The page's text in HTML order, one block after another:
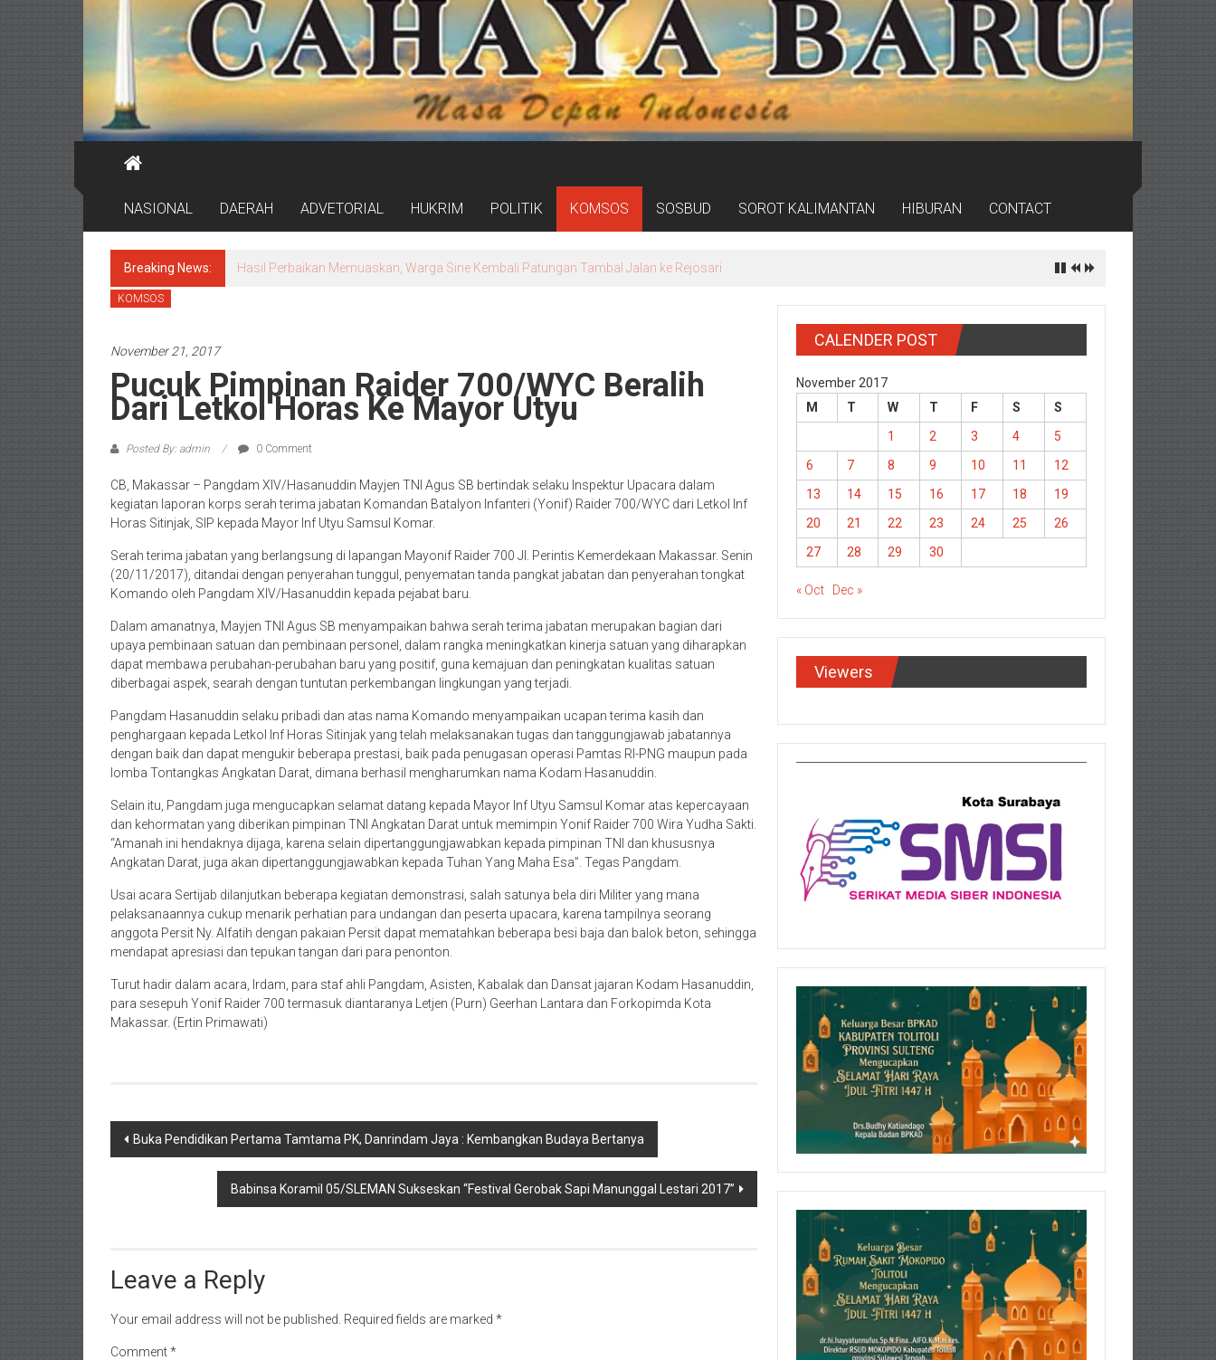
NASIONAL DAERAH ADVETORIAL HUKRIM POLITIK KOMSOS SOSBUD SOROT KALIMANTAN HIBURAN CONTACT
Breaking News: Hasil Perbaikan Memuaskan, Warga Sine Kembali Patungan Tambal Jalan ke Rejosari
KOMSOS
November 21, 2017
Pucuk Pimpinan Raider 700/WYC Beralih
Dari Letkol Horas Ke Mayor Utyu
Posted By: admin 0 Comment
CB, Makassar – Pangdam XIV/Hasanuddin Mayjen TNI Agus SB bertindak selaku Inspektur Upacara dalam
kegiatan laporan korps serah terima jabatan Komandan Batalyon Infanteri (Yonif) Raider 700/WYC dari Letkol Inf
Horas Sitinjak, SIP kepada Mayor Inf Utyu Samsul Komar.
Serah terima jabatan yang berlangsung di lapangan Mayonif Raider 700 Jl. Perintis Kemerdekaan Makassar. Senin
(20/11/2017), ditandai dengan penyerahan tunggul, penyematan tanda pangkat jabatan dan penyerahan tongkat
Komando oleh Pangdam XIV/Hasanuddin kepada pejabat baru.
Dalam amanatnya, Mayjen TNI Agus SB menyampaikan bahwa serah terima jabatan merupakan bagian dari
upaya pembinaan satuan dan pembinaan personel, dalam rangka meningkatkan kinerja satuan yang diharapkan
dapat membawa perubahan-perubahan baru yang positif, guna kemajuan dan peningkatan kualitas satuan
diberbagai aspek, searah dengan tuntutan perkembangan lingkungan yang terjadi.
Pangdam Hasanuddin selaku pribadi dan atas nama Komando menyampaikan ucapan terima kasih dan
penghargaan kepada Letkol Inf Horas Sitinjak yang telah melaksanakan tugas dan tanggungjawab jabatannya
dengan baik dan dapat mengukir beberapa prestasi, baik pada penugasan operasi Pamtas RI-PNG maupun pada
lomba Tontangkas Angkatan Darat, dimana berhasil mengharumkan nama Kodam Hasanuddin.
Selain itu, Pangdam juga mengucapkan selamat datang kepada Mayor Inf Utyu Samsul Komar atas kepercayaan
dan kehormatan yang diberikan pimpinan TNI Angkatan Darat untuk memimpin Yonif Raider 700 Wira Yudha Sakti.
“Amanah ini hendaknya dijaga, karena selain dipertanggungjawabkan kepada pimpinan TNI dan khususnya
Angkatan Darat, juga akan dipertanggungjawabkan kepada Tuhan Yang Maha Esa”. Tegas Pangdam.
Usai acara Sertijab dilanjutkan beberapa kegiatan demonstrasi, salah satunya bela diri Militer yang mana
pelaksanaannya cukup menarik perhatian para undangan dan peserta upacara, karena tampilnya seorang
anggota Persit Ny. Alfatih dengan pakaian Persit dapat mematahkan beberapa besi baja dan balok beton, sehingga
mendapat apresiasi dan tepukan tangan dari para penonton.
Turut hadir dalam acara, Irdam, para staf ahli Pangdam, Asisten, Kabalak dan Dansat jajaran Kodam Hasanuddin,
para sesepuh Yonif Raider 700 termasuk diantaranya Letjen (Purn) Geerhan Lantara dan Forkopimda Kota
Makassar. (Ertin Primawati)
Post
navigation
Buka Pendidikan Pertama Tamtama PK, Danrindam Jaya : Kembangkan Budaya Bertanya
Babinsa Koramil 05/SLEMAN Sukseskan “Festival Gerobak Sapi Manunggal Lestari 2017”
Leave a Reply
Your email address will not be published. Required fields are marked *
Comment*
CALENDER POST
November 2017
M
T W T F S
S
1
2 3 4
5
6
7 8 9 10 11
12
13
14 15 16 17 18
19
20
21 22 23 24 25
26
27
28 29 30
« Oct Dec »
Viewers